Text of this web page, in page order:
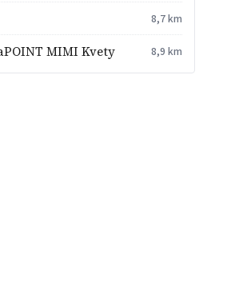
8,7 km
MIMI Kvety 8,9 km